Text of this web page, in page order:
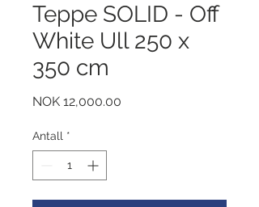
Teppe SOLID - Off
White Ull 250 x
350 cm
NOK 12,000.00
Antall *